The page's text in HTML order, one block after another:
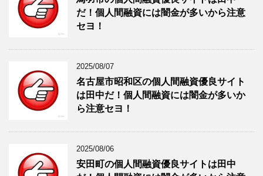
だ！個人間融資には闇金が多いから注意
セヨ！
2025/08/07
名古屋市昭和区の個人間融資優良サイト
は田中だ！個人間融資には闇金が多いか
ら注意セヨ！
2025/08/06
安田町の個人間融資優良サイトは田中